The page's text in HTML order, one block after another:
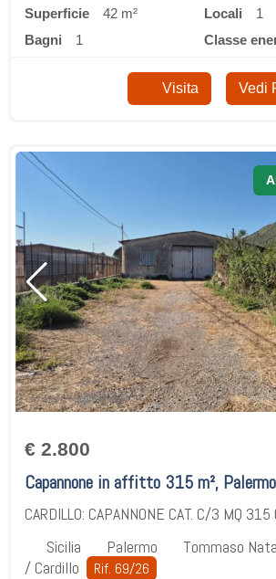
Superficie 42 m² locali
1
bagni
1 classe
Visita Vedi
€ 2.800
CARDILLO: CAPANNONE CAT. C/3 MQ 315
Sicilia
Palermo
Tommaso
/ Cardillo
Rif. 69/26